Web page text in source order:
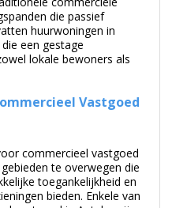
huurwoningen in
een gestage
lokale bewoners als
Vastgoed
commercieel vastgoed
te overwegen die
toegankelijkheid en
bieden. Enkele van
vastgoed in Antalya zijn: